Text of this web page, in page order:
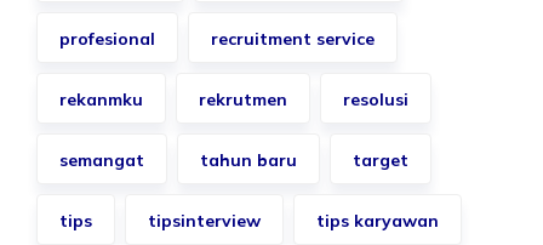
profesional recruitment service
rekanmku rekrutmen resolusi
semangat tahun baru target
tips tipsinterview tips karyawan